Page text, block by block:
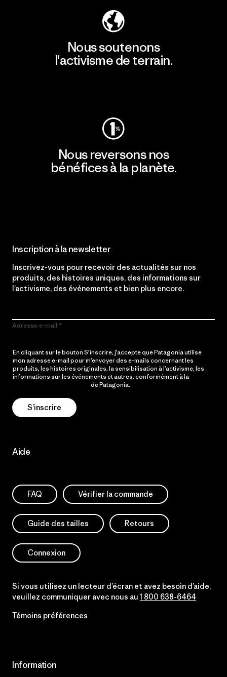
Nous soutenons
l'activisme de terrain.
Nous reversons nos
bénéfices à la planète.
Inscription à la newsletter
Inscrivez-vous pour recevoir des actualités sur nos
produits, des histoires uniques, des informations sur
l’activisme, des événements et bien plus encore.
Adresse e-mail
En cliquant sur le bouton S’inscrire, j’accepte que Patagonia utilise
mon adresse e-mail pour m’envoyer des e-mails concernant les
produits, les histoires originales, la sensibilisation à l’activisme, les
informations sur les événements et autres, conformément à la
de Patagonia.
S’inscrire
Aide
FAQ Vérifier la commande
Guide des tailles Retours
Connexion
Si vous utilisez un lecteur d’écran et avez besoin d’aide,
veuillez communiquer avec nous au 1 800 638-6464
Témoins préférences
Information